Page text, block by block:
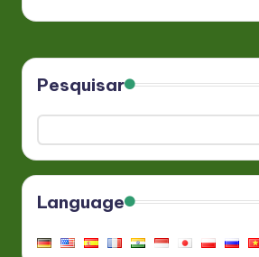
Pesquisar
Language